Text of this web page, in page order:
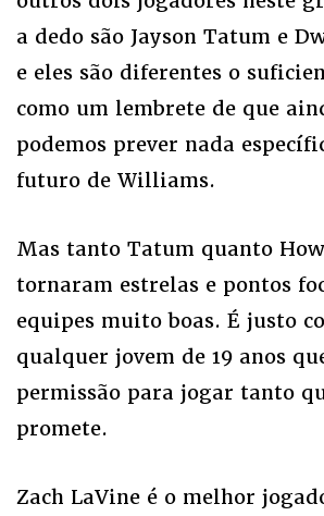
a dedo são Jayson Tatum e
e eles são diferentes o
como um lembrete de que
podemos prever nada
futuro de Williams.
Mas tanto Tatum quanto
tornaram estrelas e pontos
equipes muito boas. É justo
qualquer jovem de 19 anos
permissão para jogar tanto
promete.
Zach LaVine é o melhor